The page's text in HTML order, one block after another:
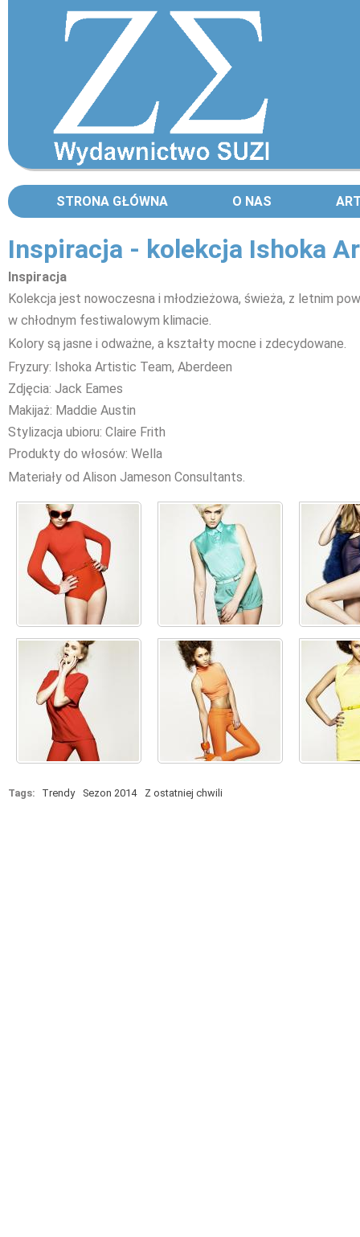
STRONA GŁÓWNA O NAS
Inspiracja - kolekcja Ishoka
Inspiracja
Kolekcja jest nowoczesna i młodzieżowa, świeża, z letnim
w chłodnym festiwalowym klimacie.
Kolory są jasne i odważne, a kształty mocne i zdecydowane.
Fryzury: Ishoka Artistic Team, Aberdeen
Zdjęcia: Jack Eames
Makijaż: Maddie Austin
Stylizacja ubioru: Claire Frith
Produkty do włosów: Wella
Materiały od Alison Jameson Consultants.
Tags: Trendy Sezon 2014 Z ostatniej chwili